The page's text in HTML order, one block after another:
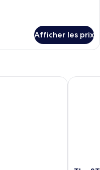
Afficher les prix
The